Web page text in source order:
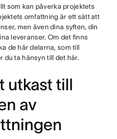
som kan påverka projektets
omfattning är ett sätt att
men även dina syften, din
leveranser. Om det finns
de här delarna, som till
du ta hänsyn till det här.
utkast till
av